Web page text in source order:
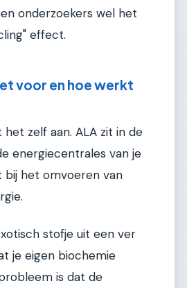
onderzoekers wel het
effect.
voor en hoe werkt
zelf aan. ALA zit in de
energiecentrales van je
het omvoeren van
stofje uit een ver
je eigen biochemie
is dat de